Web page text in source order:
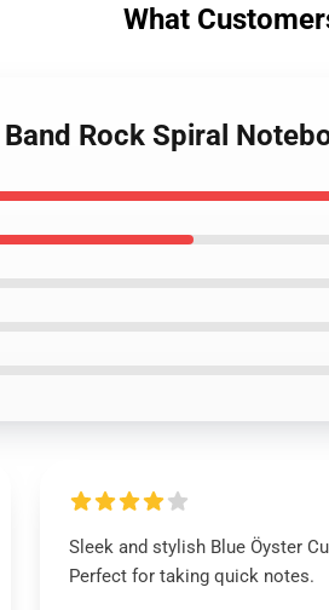
What
Rock Spiral
Sleek and stylish Blue Öyster
Perfect for taking quick notes.